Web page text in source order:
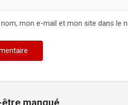
mon e-mail et mon site dans le
manqué